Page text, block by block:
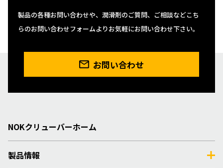
製品の各種お問い合わせや、潤滑剤のご質問、ご相談などこち
らのお問い合わせフォームよりお気軽にお問い合わせ下さい。
お問い合わせ
NOKクリューバーホーム
製品情報